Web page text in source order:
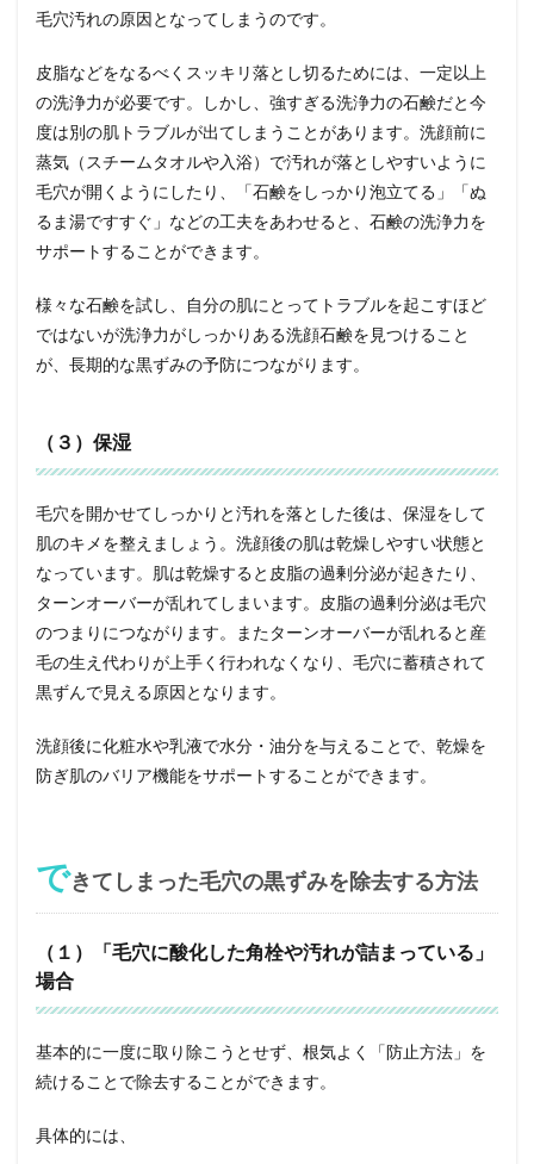
毛穴汚れの原因となってしまうのです。
皮脂などをなるべくスッキリ落とし切るためには、一定以上
の洗浄力が必要です。しかし、強すぎる洗浄力の石鹸だと今
度は別の肌トラブルが出てしまうことがあります。洗顔前に
蒸気（スチームタオルや入浴）で汚れが落としやすいように
毛穴が開くようにしたり、「石鹸をしっかり泡立てる」「ぬ
るま湯ですすぐ」などの工夫をあわせると、石鹸の洗浄力を
サポートすることができます。
様々な石鹸を試し、自分の肌にとってトラブルを起こすほど
ではないが洗浄力がしっかりある洗顔石鹸を見つけること
が、長期的な黒ずみの予防につながります。
（３）保湿
毛穴を開かせてしっかりと汚れを落とした後は、保湿をして
肌のキメを整えましょう。洗顔後の肌は乾燥しやすい状態と
なっています。肌は乾燥すると皮脂の過剰分泌が起きたり、
ターンオーバーが乱れてしまいます。皮脂の過剰分泌は毛穴
のつまりにつながります。またターンオーバーが乱れると産
毛の生え代わりが上手く行われなくなり、毛穴に蓄積されて
黒ずんで見える原因となります。
洗顔後に化粧水や乳液で水分・油分を与えることで、乾燥を
防ぎ肌のバリア機能をサポートすることができます。
できてしまった毛穴の黒ずみを除去する方法
（１）「毛穴に酸化した角栓や汚れが詰まっている」
場合
基本的に一度に取り除こうとせず、根気よく「防止方法」を
続けることで除去することができます。
具体的には、